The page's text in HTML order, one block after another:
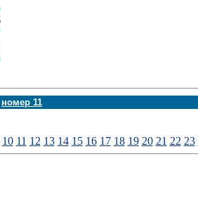
номер 11
10 11 12 13 14 15 16 17 18 19 20 21 22 23